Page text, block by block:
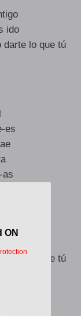
ido
darte lo que tú
es
as
darte lo que tú